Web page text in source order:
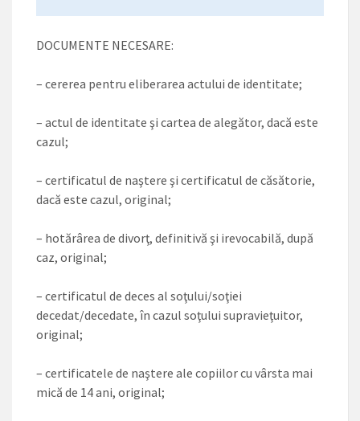
DOCUMENTE NECESARE:
– cererea pentru eliberarea actului de identitate;
– actul de identitate şi cartea de alegător, dacă este
cazul;
– certificatul de naştere şi certificatul de căsătorie,
dacă este cazul, original;
– hotărârea de divorţ, definitivă şi irevocabilă, după
caz, original;
– certificatul de deces al soţului/soţiei
decedat/decedate, în cazul soţului supravieţuitor,
original;
– certificatele de naştere ale copiilor cu vârsta mai
mică de 14 ani, original;